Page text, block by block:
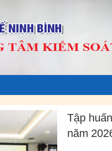
Tập
năm